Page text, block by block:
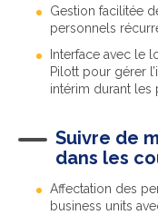
Gestion facilitée
personnels
Interface avec le
Pilott pour gérer
intérim durant les
Suivre de
dans les
Affectation des
business units